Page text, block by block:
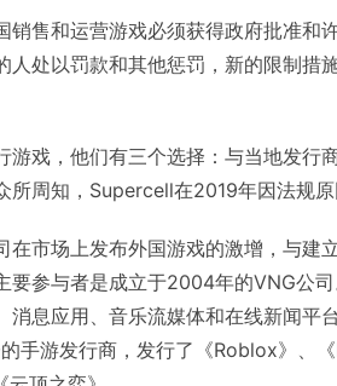
销售和运营游戏必须获得政府批准和
人处以罚款和其他惩罚，新的限制措
游戏，他们有三个选择：与当地发行
周知，Supercell在2019年因法规原
在市场上发布外国游戏的激增，与建
要参与者是成立于2004年的VNG公
息应用、音乐流媒体和在线新闻平
手游发行商，发行了《Roblox》、